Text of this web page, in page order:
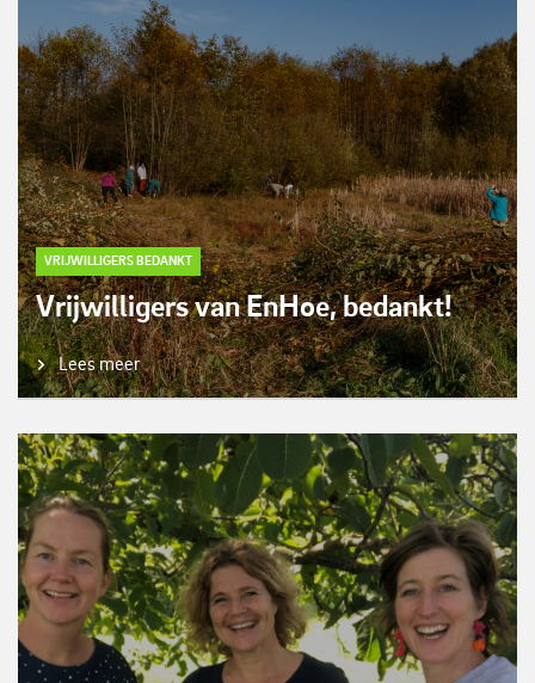
VRIJWILLIGERS BEDANKT
Vrijwilligers van EnHoe, bedankt!
Lees meer